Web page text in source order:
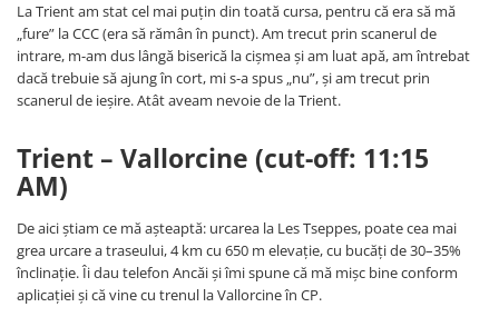
La Trient am stat cel mai puțin din toată cursa, pentru că era să mă
„fure” la CCC (era să rămân în punct). Am trecut prin scanerul de
intrare, m-am dus lângă biserică la cișmea și am luat apă, am întrebat
dacă trebuie să ajung în cort, mi s-a spus „nu”, și am trecut prin
scanerul de ieșire. Atât aveam nevoie de la Trient.
Trient – Vallorcine (cut-off: 11:15
AM)
De aici știam ce mă așteaptă: urcarea la Les Tseppes, poate cea mai
grea urcare a traseului, 4 km cu 650 m elevație, cu bucăți de 30–35%
înclinație. Îi dau telefon Ancăi și îmi spune că mă mișc bine conform
aplicației și că vine cu trenul la Vallorcine în CP.